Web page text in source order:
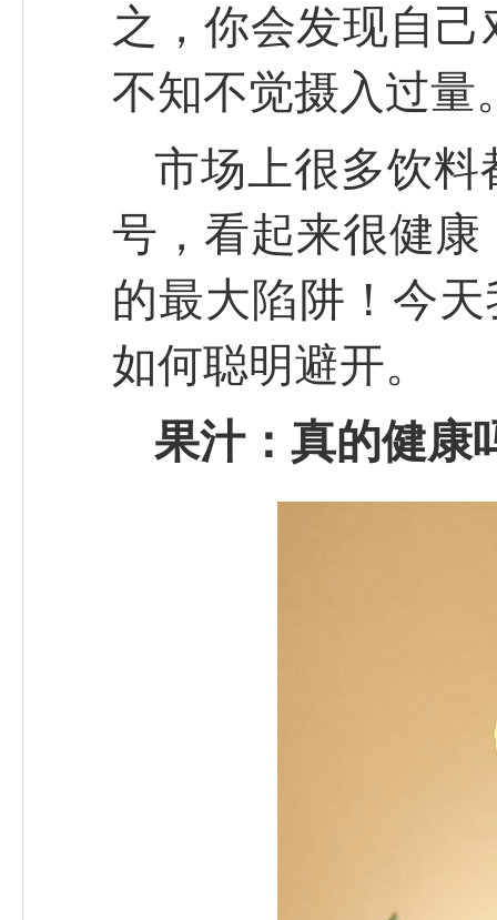
之，你会发现自
不知不觉摄入过量
市场上很多饮料
号，看起来很健
的最大陷阱！今
如何聪明避开。
果汁：真的健康